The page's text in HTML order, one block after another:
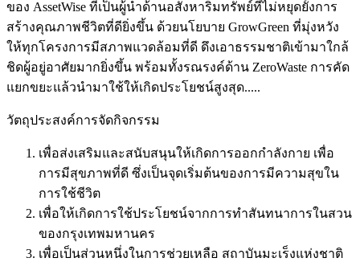
ของ AssetWise ที่เป็นผู้นำด้านอสังหาริมทรัพย์ที่ไม่หยุดยั้งการ
สร้างคุณภาพชีวิตที่ดียิ่งขึ้น ด้วยนโยบาย GrowGreen ที่มุ่งหวัง
ให้ทุกโครงการมีสภาพแวดล้อมที่ดี ดึงเอาธรรมชาติเข้ามาใกล้
ชิดผู้อยู่อาศัยมากยิ่งขึ้น พร้อมทั้งรณรงค์ด้าน ZeroWaste การคัด
แยกขยะแล้วนำมาใช้ให้เกิดประโยชน์สูงสุด.....
วัตถุประสงค์การจัดกิจกรรม
เพื่อส่งเสริมและสนับสนุนให้เกิดการออกกำลังกาย เพื่อ
การมีสุขภาพที่ดี ซึ่งเป็นจุดเริ่มต้นของการมีความสุขใน
การใช้ชีวิต
เพื่อให้เกิดการใช้ประโยชน์จากการทำสันทนาการในสวน
ของกรุงเทพมหานคร
เพื่อเป็นส่วนหนึ่งในการช่วยเหลือ สถาบันมะเร็งแห่งชาติ